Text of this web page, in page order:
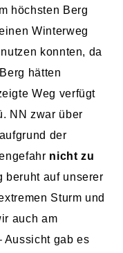
höchsten Berg
Winterweg
konnten, da
hätten
Weg verfügt
NN zwar über
der
nicht zu
beruht auf unserer
Sturm und
auch am
Aussicht gab es